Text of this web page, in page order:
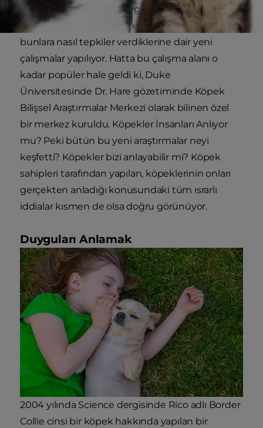
insanların sözcükleri, duyguları ve beden dilini
düzenli olarak nasıl ifade ettiklerini anlamaları ve
bunlara nasıl tepkiler verdiklerine dair yeni
çalışmalar yapılıyor. Hatta bu çalışma alanı o
kadar popüler hale geldi ki, Duke
Üniversitesinde Dr. Hare gözetiminde Köpek
Bilişsel Araştırmalar Merkezi olarak bilinen özel
bir merkez kuruldu. Köpekler İnsanları Anlıyor
mu? Peki bütün bu yeni araştırmalar neyi
keşfetti? Köpekler bizi anlayabilir mi? Köpek
sahipleri tarafından yapılan, köpeklerinin onları
gerçekten anladığı konusundaki tüm ısrarlı
iddialar kısmen de olsa doğru görünüyor.
Duyguları Anlamak
2004 yılında Science dergisinde Rico adlı Border
Collie cinsi bir köpek hakkında yapılan bir